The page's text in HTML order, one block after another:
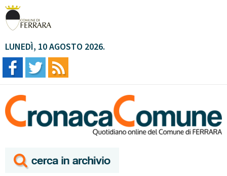
LUNEDÌ, 10 AGOSTO 2026.